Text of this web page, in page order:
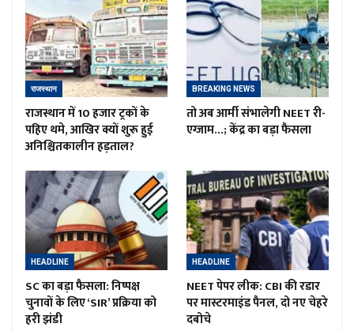
राजस्थान
राजस्थान में 10 हजार ट्रकों के
पहिए थमे, आखिर क्यों शुरू हुई
अनिश्चितकालीन हड़ताल?
BREAKING NEWS
तो अब आर्मी संभालेगी NEET री-
एग्जाम…; केंद्र का बड़ा फैसला
HEADLINE
SC का बड़ा फैसला: निष्पक्ष
चुनावों के लिए ‘SIR’ प्रक्रिया को
हरी झंडी
HEADLINE
NEET पेपर लीक: CBI की रडार
पर मास्टरमाइंड पैनल, दो नए चेहरे
दबोचे